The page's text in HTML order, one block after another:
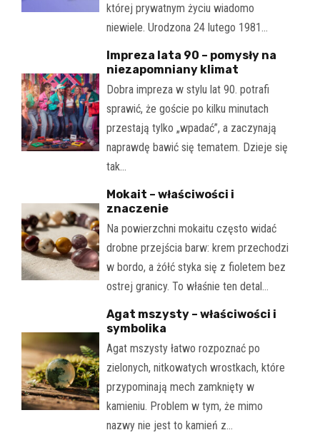
której prywatnym życiu wiadomo
niewiele. Urodzona 24 lutego 1981…
Impreza lata 90 – pomysły na
niezapomniany klimat
Dobra impreza w stylu lat 90. potrafi
sprawić, że goście po kilku minutach
przestają tylko „wpadać”, a zaczynają
naprawdę bawić się tematem. Dzieje się
tak…
Mokait – właściwości i
znaczenie
Na powierzchni mokaitu często widać
drobne przejścia barw: krem przechodzi
w bordo, a żółć styka się z fioletem bez
ostrej granicy. To właśnie ten detal…
Agat mszysty – właściwości i
symbolika
Agat mszysty łatwo rozpoznać po
zielonych, nitkowatych wrostkach, które
przypominają mech zamknięty w
kamieniu. Problem w tym, że mimo
nazwy nie jest to kamień z…